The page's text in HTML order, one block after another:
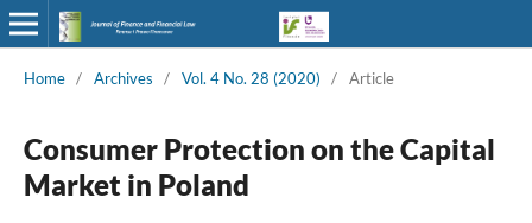
Home / Archives / Vol. 4 No. 28 (2020) / Article
Consumer Protection on the Capital
Market in Poland